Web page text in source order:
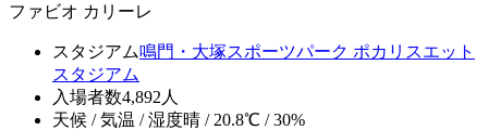
ファビオ カリーレ
スタジアム鳴門・大塚スポーツパーク ポカリスエット
スタジアム
入場者数4,892人
天候 / 気温 / 湿度晴 / 20.8℃ / 30%